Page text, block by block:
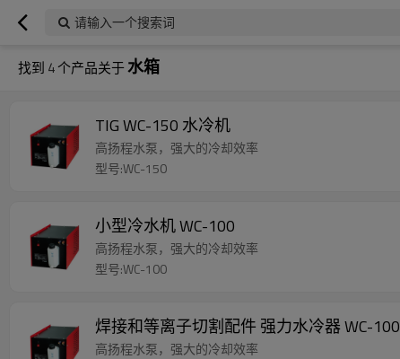
请输入一个搜索词
找到 4个产品关于水箱
TIG WC-150 水冷机
高扬程水泵，强大的冷却效率
型号:WC-150
小型冷水机 WC-100
高扬程水泵，强大的冷却效率
型号:WC-100
焊接和等离子切割配件 强力水冷器 WC-100
高扬程水泵，强大的冷却效率